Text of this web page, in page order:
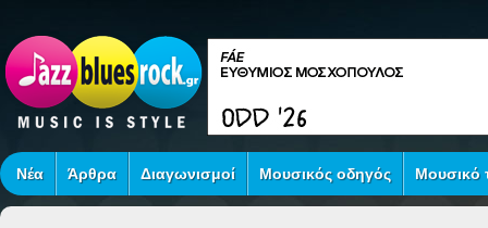
Νέα Άρθρα Διαγωνισμοί Μουσικός οδηγός Μουσικό